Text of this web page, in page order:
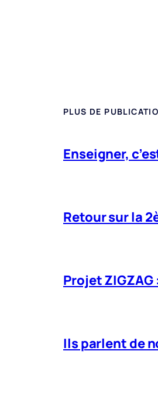
PLUS DE
Enseigner,
Retour sur la
Projet
Ils parlent de